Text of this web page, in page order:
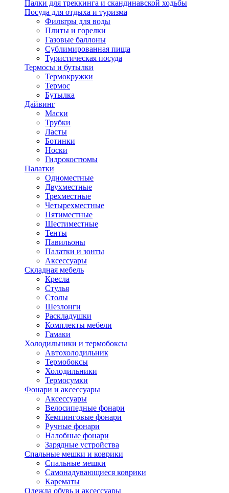
Палки для треккинга и скандинавской ходьбы
Посуда для отдыха и туризма
Фильтры для воды
Плиты и горелки
Газовые баллоны
Сублимированная пища
Туристическая посуда
Термосы и бутылки
Термокружки
Термос
Бутылка
Дайвинг
Маски
Трубки
Ласты
Ботинки
Носки
Гидрокостюмы
Палатки
Одноместные
Двухместные
Трехместные
Четырехместные
Пятиместные
Шестиместные
Тенты
Павильоны
Палатки и зонты
Аксессуары
Складная мебель
Кресла
Стулья
Столы
Шезлонги
Раскладушки
Комплекты мебели
Гамаки
Холодильники и термобоксы
Автохолодильник
Термобоксы
Холодильники
Термосумки
Фонари и аксессуары
Аксессуары
Велосипедные фонари
Кемпинговые фонари
Ручные фонари
Налобные фонари
Зарядные устройства
Спальные мешки и коврики
Спальные мешки
Самонадувающиеся коврики
Карематы
Одежда обувь и аксессуары